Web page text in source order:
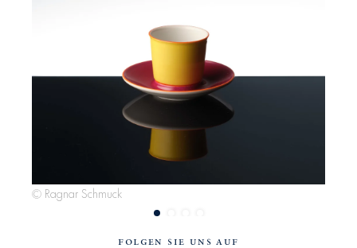
© Ragnar Schmuck
FOLGEN SIE UNS AUF